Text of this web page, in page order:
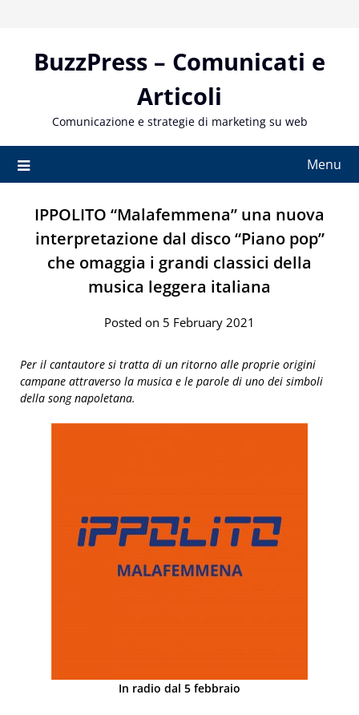
contentBuzzPress – Comunicati e
Articoli
Comunicazione e strategie di marketing su web
Menu
IPPOLITO “Malafemmena” una nuova
interpretazione dal disco “Piano pop”
che omaggia i grandi classici della
musica leggera italiana
Posted on 5 February 2021
Per il cantautore si tratta di un ritorno alle proprie origini
campane attraverso la musica e le parole di uno dei simboli
della song napoletana.
In radio dal 5 febbraio